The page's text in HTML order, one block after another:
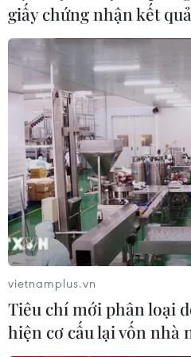
hơn
Áp thấp nhiệt đới
vùng ven biển không bị
Thời tiết ngày 5/8: Bắc
nguy cơ lũ quét và sạt lở
Áp thấp nhiệt đới
ven biển và đất liền
TIN LIÊN QUAN
giấy chứng nhận kết
vietnamplus.vn
Tiêu chí mới phân loại
hiện cơ cấu lại vốn nhà